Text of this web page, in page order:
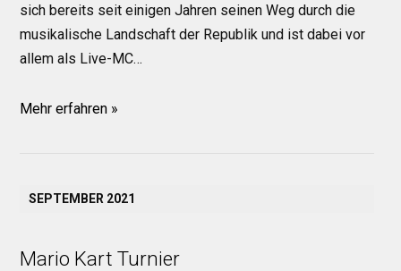
sich bereits seit einigen Jahren seinen Weg durch die
musikalische Landschaft der Republik und ist dabei vor
allem als Live-MC…
Mehr erfahren »
SEPTEMBER 2021
Mario Kart Turnier